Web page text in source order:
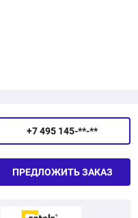
+7 495 145-**-**
ПРЕДЛОЖИТЬ ЗАКАЗ